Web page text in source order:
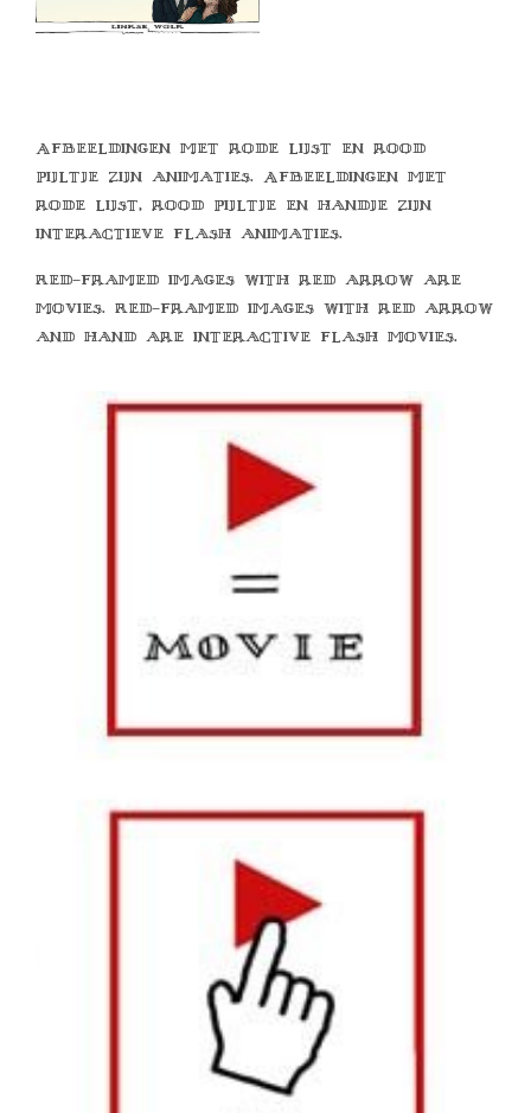
Afbeeldingen met rode lijst en rood
pijltje zijn animaties. Afbeeldingen met
rode lijst, rood pijltje en handje zijn
interactieve flash animaties.
Red-framed images with red arrow are
movies. Red-framed images with red arrow
and hand are interactive flash movies.